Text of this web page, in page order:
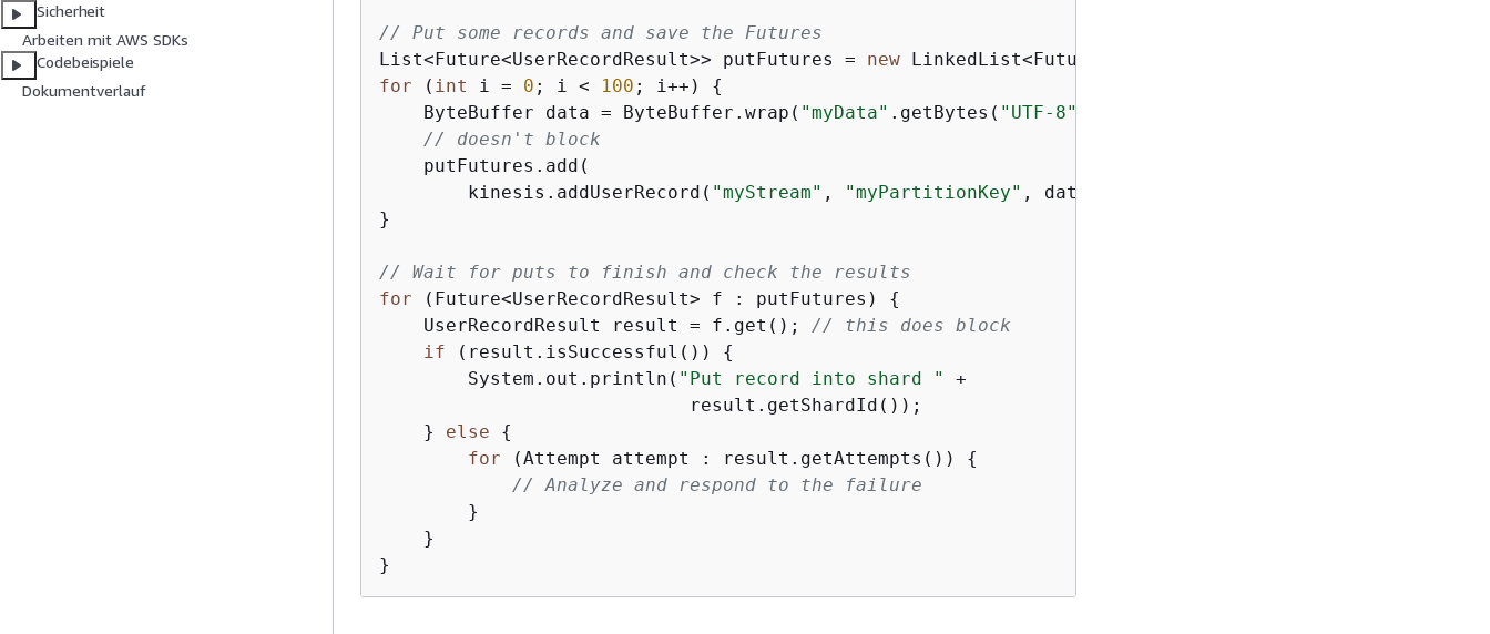
Sicherheit
Arbeiten mit AWS SDKs
Codebeispiele
Dokumentverlauf
// Put some records and save the Futures
List<Future<UserRecordResult>> putFutures = new
for ( int i = 0 ; i < 100 ; i++) {
    ByteBuffer data = ByteBuffer.wrap(
"myData" .getBytes( "UTF-8"
// doesn't block
    putFutures.add(
        kinesis.addUserRecord(
"myStream" , "myPartitionKey" , data));
}
// Wait for puts to finish and check the results
for (Future<UserRecordResult> f : putFutures) {
    UserRecordResult result = f.get();
// this does block
if (result.isSuccessful()) {
        System.out.println(
"Put record into shard "
+
                            result.getShardId());
    }
else
{
for (Attempt attempt : result.getAttempts()) {
// Analyze and respond to the failure
        }
    }
}